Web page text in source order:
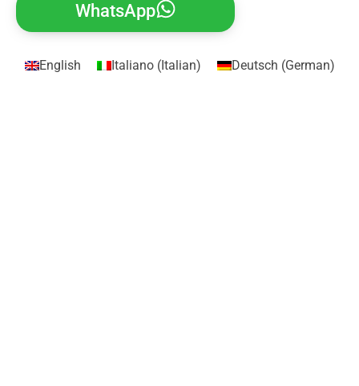
WhatsApp
English Italiano(Italian) Deutsch (German)